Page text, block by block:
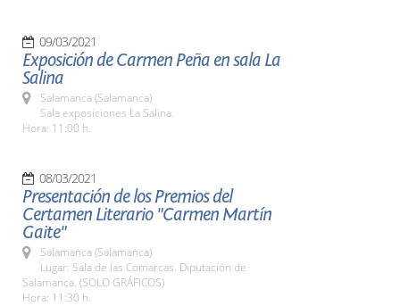
09/03/2021
Exposición de Carmen Peña en sala La
Salina
Salamanca (Salamanca)
Sala exposiciones La Salina.
Hora: 11:00 h.
08/03/2021
Presentación de los Premios del
Certamen Literario "Carmen Martín
Gaite"
Salamanca (Salamanca)
Lugar: Sala de las Comarcas. Diputación de
Salamanca. (SOLO GRÁFICOS)
Hora: 11:30 h.